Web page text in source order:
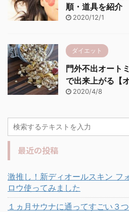
順・道具を紹介
2020/12/1
ダイエット
門外不出オート
で出来上がる【
2020/4/8
最近の投稿
激推し！新ディオールスキン フ
ロウ使ってみました
１ヵ月サウナに通ってすごい３